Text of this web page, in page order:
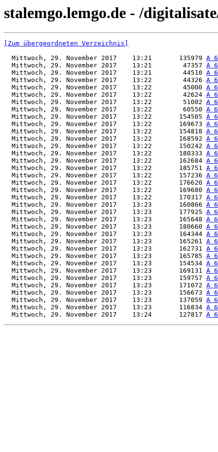
stalemgo.lemgo.de - /
[Zum übergeordneten Verzeichnis]
  Mittwoch, 29. November 2017    13:21       135979
A
  Mittwoch, 29. November 2017    13:21        47357
A
  Mittwoch, 29. November 2017    13:21        44510
A
  Mittwoch, 29. November 2017    13:22        44326
A
  Mittwoch, 29. November 2017    13:22        45000
A
  Mittwoch, 29. November 2017    13:22        42624
A
  Mittwoch, 29. November 2017    13:22        51002
A
  Mittwoch, 29. November 2017    13:22        60550
A
  Mittwoch, 29. November 2017    13:22       154505
A
  Mittwoch, 29. November 2017    13:22       169673
A
  Mittwoch, 29. November 2017    13:22       154818
A
  Mittwoch, 29. November 2017    13:22       168592
A
  Mittwoch, 29. November 2017    13:22       150242
A
  Mittwoch, 29. November 2017    13:22       180333
A
  Mittwoch, 29. November 2017    13:22       162684
A
  Mittwoch, 29. November 2017    13:22       185751
A
  Mittwoch, 29. November 2017    13:22       157236
A
  Mittwoch, 29. November 2017    13:22       176620
A
  Mittwoch, 29. November 2017    13:22       169680
A
  Mittwoch, 29. November 2017    13:22       170317
A
  Mittwoch, 29. November 2017    13:23       160866
A
  Mittwoch, 29. November 2017    13:23       177925
A
  Mittwoch, 29. November 2017    13:23       165648
A
  Mittwoch, 29. November 2017    13:23       180660
A
  Mittwoch, 29. November 2017    13:23       164344
A
  Mittwoch, 29. November 2017    13:23       165261
A
  Mittwoch, 29. November 2017    13:23       162731
A
  Mittwoch, 29. November 2017    13:23       165785
A
  Mittwoch, 29. November 2017    13:23       154534
A
  Mittwoch, 29. November 2017    13:23       169131
A
  Mittwoch, 29. November 2017    13:23       159757
A
  Mittwoch, 29. November 2017    13:23       171072
A
  Mittwoch, 29. November 2017    13:23       156673
A
  Mittwoch, 29. November 2017    13:23       137059
A
  Mittwoch, 29. November 2017    13:23       116834
A
  Mittwoch, 29. November 2017    13:24       127817
A